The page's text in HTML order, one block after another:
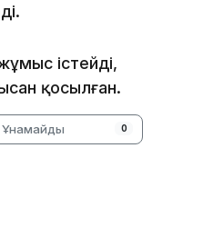
істейді,
қосылған.
Ұнамайды 0